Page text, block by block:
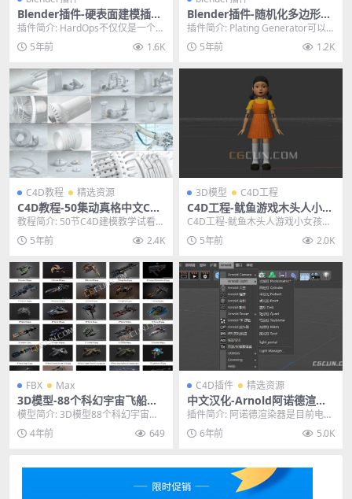
Blender插件-硬表面建模插件
BoxCutter 7.17v6+HardOps
00987 MercuryX 25
插件简介: HardOps不仅仅是一个建
模工具，同时也可以做渲染、镜
像、嵌入和雕...
5年前 1.6K
Blender插件-随机化多边形纹
理生成插件 Plating Generat
or and Greebles v2.0+预设
库
插件简介: Plating Generator可以
在Blender中随机生成各种...
5年前 1.2K
C4D教程 精选资源
C4D教程-50集动真格中文C4D
产品建模案例教程含素材(14.7
G下载)
教程简介: 50节C4D建模教学试看，
布线挖洞技术，角色卡通，产品，
多边形，曲线...
5年前 2.4K
3D模型 C4D工程
C4D工程-鱿鱼游戏木头人小女
孩模型3D模型 格式支持FBX C
C4D工程-鱿鱼木头人游戏小女孩模
型3D模型 格式支持FBX C4D 其他
推荐:...
5年前 2.0K
FBX Max
3D模型-88个科幻宇宙飞船模
型飞行器外星战舰模型FBX M
AX
模型简介: 3D模型88个科幻宇宙飞
船模型飞行器外星战舰模型FBX MA
X，《8...
4年前 649
C4D插件 精选资源
中文汉化-Arnold阿诺德渲染
器插件 SolidAngle C4DtoA
3.1.0 Win替换破解版
插件简介: 阿诺德渲染器是目前电影
工业中最流行的渲染器之一，多种S
hader材质...
6年前 5.0K